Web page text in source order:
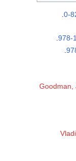
0-
978-
.
Goodman,